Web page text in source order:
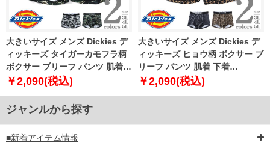
大きいサイズ メンズ Dickies デ
ィッキーズ タイガーカモフラ柄
ボクサー ブリーフ パンツ 肌着
下着 80533100
￥2,090(税込)
大きいサイズ メンズ Dickies デ
ィッキーズ ヒョウ柄 ボクサー ブ
リーフ パンツ 肌着 下着
80533200
￥2,090(税込)
ジャンルから探す
■新着アイテム情報